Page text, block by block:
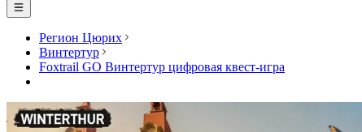
Регион Цюрих
Винтертур
Foxtrail GO Винтертур цифровая квест-игра